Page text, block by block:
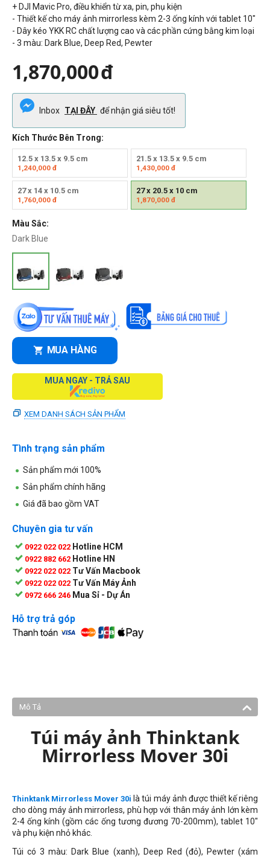
+ DJI Mavic Pro, điều khiển từ xa, pin, phụ kiện
- Thiết kế cho máy ảnh mirrorless kèm 2-3 ống kính với tablet 10"
- Dây kéo YKK RC chất lượng cao và các phần cứng bằng kim loại
- 3 màu: Dark Blue, Deep Red, Pewter
1,870,000đ
Inbox TẠI ĐÂY để nhận giá siêu tốt!
Kích Thước Bên Trong:
12.5 x 13.5 x 9.5 cm
1,240,000 đ
21.5 x 13.5 x 9.5 cm
1,430,000đ
27 x 14 x 10.5 cm
1,760,000 đ
27 x 20.5 x 10 cm
1,870,000đ
Màu Sắc:
Dark Blue
MUA HÀNG
MUA NGAY - TRẢ SAU
XEM DANH SÁCH SẢN PHẨM
Tình trạng sản phẩm
Sản phẩm mới 100%
Sản phẩm chính hãng
Giá đã bao gồm VAT
Chuyên gia tư vấn
0922 022 022 Hotline HCM
0922 882 662 Hotline HN
0922 022 022 Tư Vấn Macbook
0922 022 022 Tư Vấn Máy Ảnh
0972 666 246 Mua Sỉ - Dự Án
Hỗ trợ trả góp
Mô Tả
Túi máy ảnh Thinktank
Mirrorless Mover 30i
Thinktank Mirrorless Mover 30i là túi máy ảnh được thiết kế riêng
cho dòng máy ảnh mirrorless, phù hợp với thân máy ảnh lớn kèm
2-4 ống kính (gồm các ống tương đương 70-200mm), tablet 10"
và phụ kiện nhỏ khác.
Túi có 3 màu: Dark Blue (xanh), Deep Red (đỏ), Pewter (xám